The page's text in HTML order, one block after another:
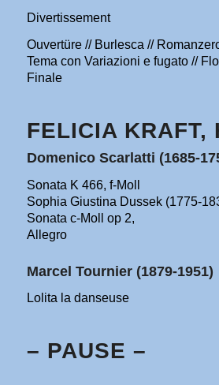
Divertissement
Ouvertüre // Burlesca //
Tema con Variazioni e fugato //
Finale
FELICIA KRAFT,
Domenico Scarlatti (1685-
Sonata K 466, f-Moll
Sophia Giustina Dussek (1775-
Sonata c-Moll op 2,
Allegro
Marcel Tournier (1879-1951)
Lolita la danseuse
– PAUSE –